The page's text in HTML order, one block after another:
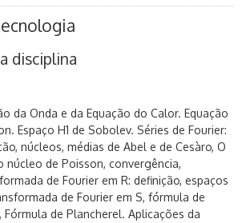
disciplina
da Onda e da Equação do Calor. Equação
Espaço H1 de Sobolev. Séries de Fourier:
núcleos, médias de Abel e de Cesàro, O
núcleo de Poisson, convergência,
de Fourier em R: definição, espaços
de Fourier em S, fórmula de
Fórmula de Plancherel. Aplicações da